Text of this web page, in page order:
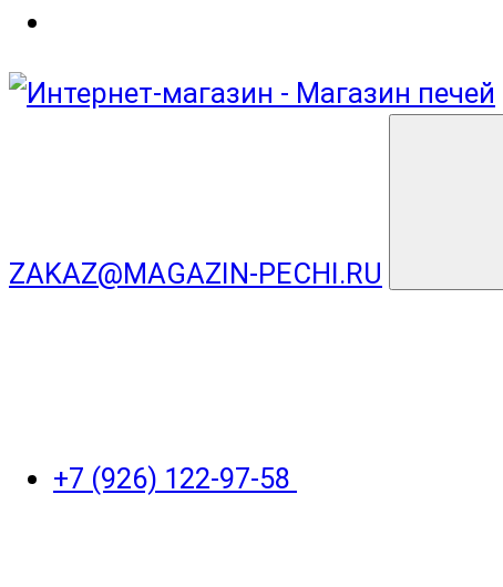
ZAKAZ@MAGAZIN-PECHI.RU
+7 (926) 122-97-58